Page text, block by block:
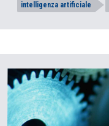
intelligenza artificiale